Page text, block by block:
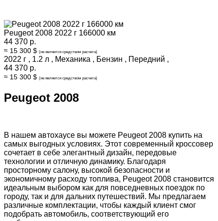
Peugeot 2008 2022 г 166000 км
44 370 р.
≈ 15 300 $ (не является средством расчета)
2022 г , 1.2 л , Механика , Бензин , Передний ,
44 370 р.
≈ 15 300 $ (не является средством расчета)
Peugeot 2008
В нашем автохаусе вы можете Peugeot 2008 купить на
самых выгодных условиях. Этот современный кроссовер
сочетает в себе элегантный дизайн, передовые
технологии и отличную динамику. Благодаря
просторному салону, высокой безопасности и
экономичному расходу топлива, Peugeot 2008 становится
идеальным выбором как для повседневных поездок по
городу, так и для дальних путешествий. Мы предлагаем
различные комплектации, чтобы каждый клиент смог
подобрать автомобиль, соответствующий его